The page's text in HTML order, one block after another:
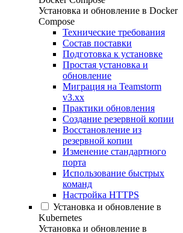
Установка и обновление в Docker
Compose
Технические требования
Состав поставки
Подготовка к установке
Простая установка и
обновление
Миграция на Teamstorm
v3.xx
Практики обновления
Создание резервной копии
Восстановление из
резервной копии
Изменение стандартного
порта
Использование быстрых
команд
Настройка HTTPS
Установка и обновление в
Kubernetes
Установка и обновление в